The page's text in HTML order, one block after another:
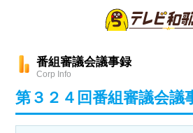
番組審議会議事録
Corp Info
第３２４回番組審議会議